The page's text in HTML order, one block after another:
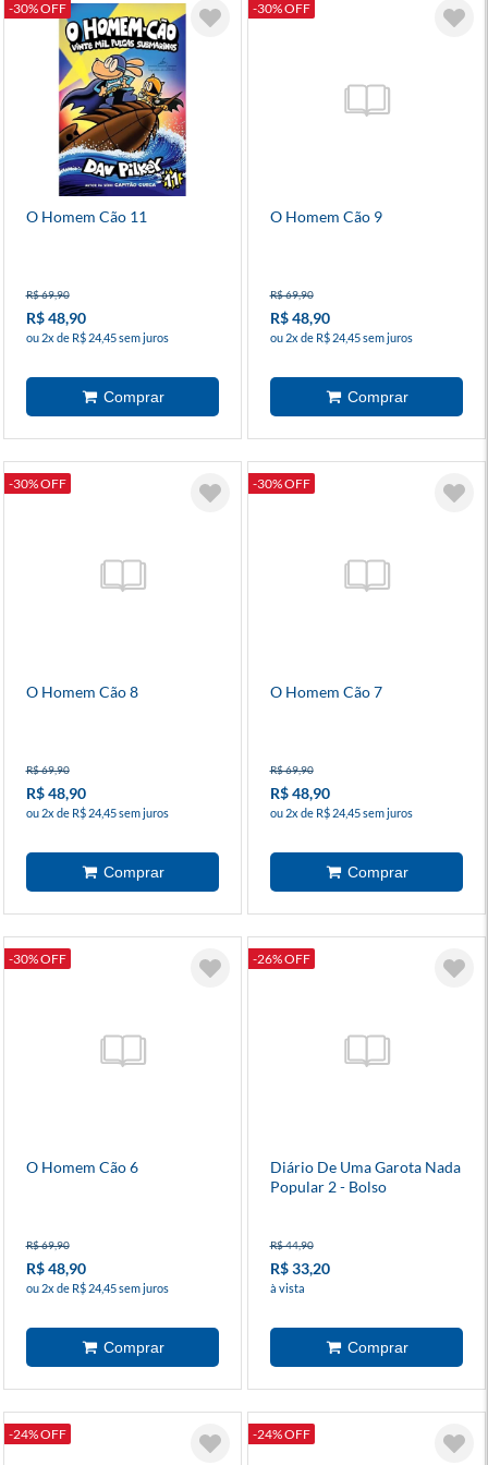
-30% OFF
O Homem Cão 11
R$ 69,90
R$ 48,90
ou 2x de R$ 24,45 sem juros
-30% OFF
O Homem Cão 9
R$ 69,90
R$ 48,90
ou 2x de R$ 24,45 sem juros
-30% OFF
O Homem Cão 8
R$ 69,90
R$ 48,90
ou 2x de R$ 24,45 sem juros
-30% OFF
O Homem Cão 7
R$ 69,90
R$ 48,90
ou 2x de R$ 24,45 sem juros
-30% OFF
O Homem Cão 6
R$ 69,90
R$ 48,90
ou 2x de R$ 24,45 sem juros
-26% OFF
Diário De Uma Garota Nada
Popular 2 - Bolso
R$ 44,90
R$ 33,20
à vista
-24% OFF -24% OFF